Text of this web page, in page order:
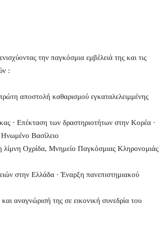
την παγκόσμια εμβέλειά της και τις
:
αποστολή καθαρισμού εγκαταλελειμμένης
· Eπέκταση των δραστηριοτήτων στην Κορέα ·
Ηνωμένο Βασίλειο
Οχρίδα, Μνημείο Παγκόσμιας Κληρονομιάς
στην Ελλάδα · Έναρξη πανεπιστημιακού
αναγνώρισή της σε εικονική συνεδρία του